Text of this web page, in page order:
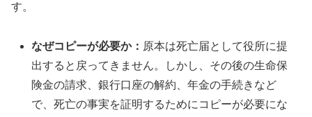
す。
なぜコピーが必要か： 原本は死亡届として役所に提
出すると戻ってきません。しかし、その後の生命保
険金の請求、銀行口座の解約、年金の手続きなど
で、死亡の事実を証明するためにコピーが必要にな